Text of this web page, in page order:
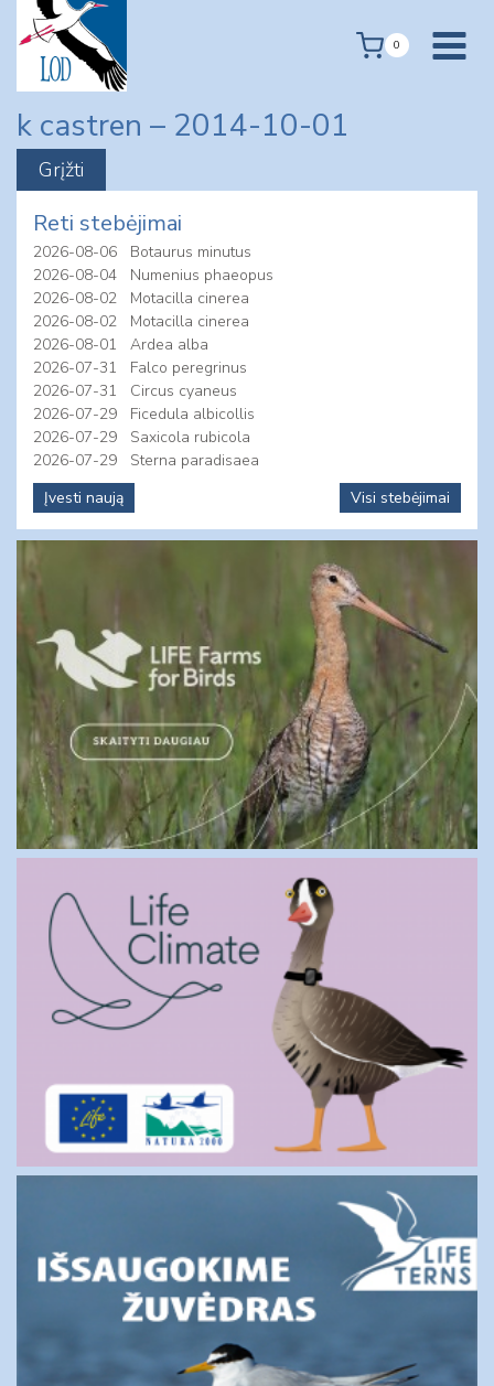
content
0
k castren – 2014-10-01
Reti stebėjimai
2026-08-06
Botaurus minutus
2026-08-04
Numenius phaeopus
2026-08-02
Motacilla cinerea
2026-08-02
Motacilla cinerea
2026-08-01
Ardea alba
2026-07-31
Falco peregrinus
2026-07-31
Circus cyaneus
2026-07-29
Ficedula albicollis
2026-07-29
Saxicola rubicola
2026-07-29
Sterna paradisaea
Įvesti naują
Visi stebėjimai